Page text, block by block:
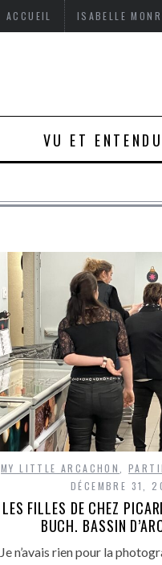
ACCUEIL ISABELLE
VU ET ENTENDU
MY LITTLE ARCACHON ,
DÉCEMBRE 31,
LES FILLES DE CHEZ
BUCH. BASSIN
Je n’avais rien pour la